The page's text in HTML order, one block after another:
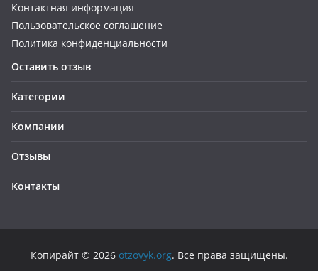
Контактная информация
Пользовательское соглашение
Политика конфиденциальности
Оставить отзыв
Категории
Компании
Отзывы
Контакты
Копирайт © 2026 otzovyk.org. Все права защищены.